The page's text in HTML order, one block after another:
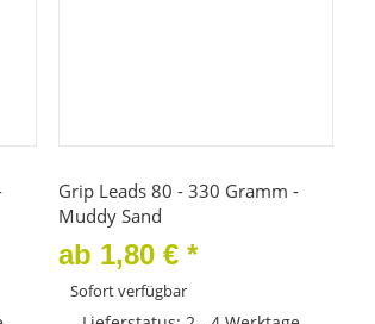
Grip Leads 80 - 330 Gramm -
Muddy Sand
ab 1,80 € *
Sofort verfügbar